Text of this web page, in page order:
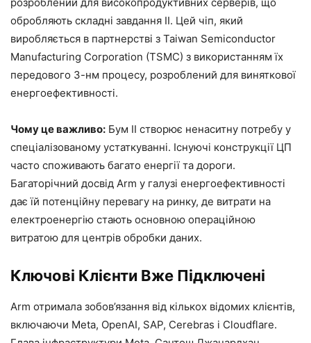
розроблений для високопродуктивних серверів, що
обробляють складні завдання ІІ. Цей чіп, який
виробляється в партнерстві з Taiwan Semiconductor
Manufacturing Corporation (TSMC) з використанням їх
передового 3-нм процесу, розроблений для виняткової
енергоефективності.
Чому це важливо: Бум ІІ створює ненаситну потребу у
спеціалізованому устаткуванні. Існуючі конструкції ЦП
часто споживають багато енергії та дороги.
Багаторічний досвід Arm у галузі енергоефективності
дає їй потенційну перевагу на ринку, де витрати на
електроенергію стають основною операційною
витратою для центрів обробки даних.
Ключові Клієнти Вже Підключені
Arm отримала зобов’язання від кількох відомих клієнтів,
включаючи Meta, OpenAI, SAP, Cerebras і Cloudflare.